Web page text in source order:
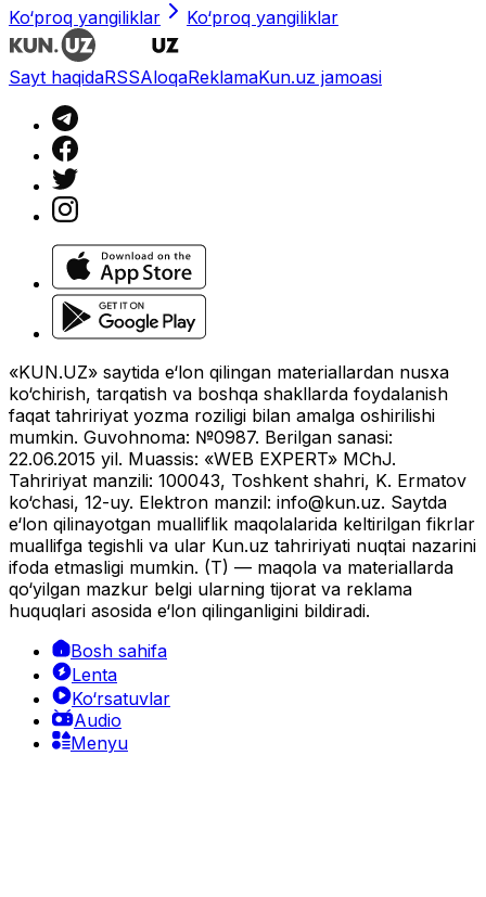
Ko‘proq yangiliklar Ko‘proq yangiliklar
Sayt haqidaRSSAloqaReklamaKun.uz jamoasi
«KUN.UZ» saytida e‘lon qilingan materiallardan nusxa
ko‘chirish, tarqatish va boshqa shakllarda foydalanish
faqat tahririyat yozma roziligi bilan amalga oshirilishi
mumkin. Guvohnoma: №0987. Berilgan sanasi:
22.06.2015 yil. Muassis: «WEB EXPERT» MChJ.
Tahririyat manzili: 100043, Toshkent shahri, K. Ermatov
ko‘chasi, 12-uy. Elektron manzil: info@kun.uz. Saytda
e‘lon qilinayotgan mualliflik maqolalarida keltirilgan fikrlar
muallifga tegishli va ular Kun.uz tahririyati nuqtai nazarini
ifoda etmasligi mumkin. (T) — maqola va materiallarda
qo‘yilgan mazkur belgi ularning tijorat va reklama
huquqlari asosida e‘lon qilinganligini bildiradi.
Bosh sahifa
Lenta
Ko‘rsatuvlar
Audio
Menyu